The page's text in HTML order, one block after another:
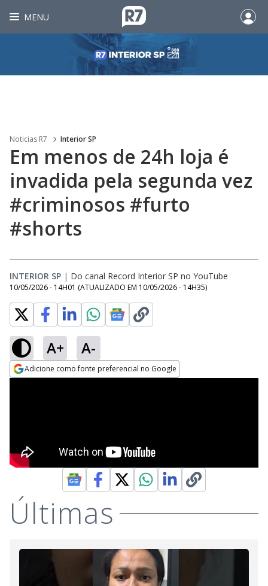
MENU
Noticias R7 Interior SP
Em menos de 24h loja é
invadida pela segunda vez
#criminosos #furto
#shorts
INTERIOR SP | Do canal Record Interior SP no YouTube
10/05/2026 - 14H01 (ATUALIZADO EM 10/05/2026 - 14H35)
A+ A-
Adicione como fonte preferencial no Google
Últimas